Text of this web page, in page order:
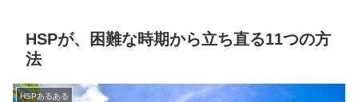
HSPが、困難な時期から立ち直る11つの方
法
HSPあるある